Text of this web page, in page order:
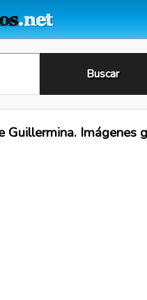
Guillermina. Imágenes